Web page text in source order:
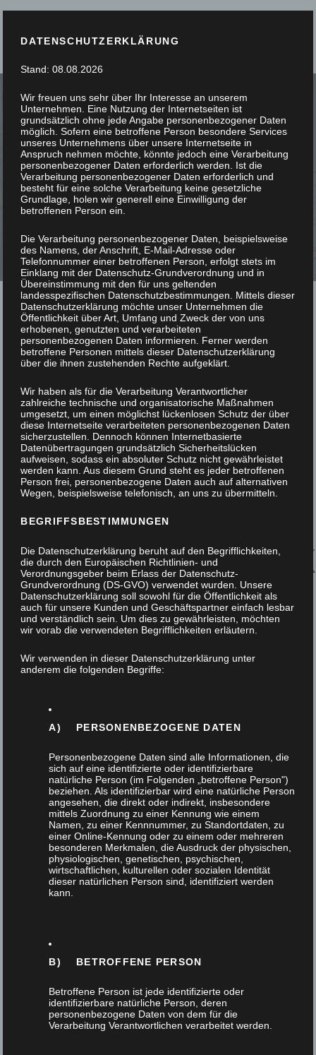
PASSGENAU G
ESCHREINERT
EINBAUSCHRANK
SCHLAFZIMMER
23. Oktober 2019
Themen
Außenanlage
Badmöbel
Einbruchschutz
Fenster
Flurmöbel
DATENSCHUTZERKLÄRUNG
Stand: 08.08.2026
Wir freuen uns sehr über Ihr Interesse an unserem
Unternehmen. Eine Nutzung der Internetseiten ist
grundsätzlich ohne jede Angabe personenbezogener Daten
möglich. Sofern eine betroffene Person besondere Services
unseres Unternehmens über unsere Internetseite in
Anspruch nehmen möchte, könnte jedoch eine Verarbeitung
personenbezogener Daten erforderlich werden. Ist die
Verarbeitung personenbezogener Daten erforderlich und
besteht für eine solche Verarbeitung keine gesetzliche
Grundlage, holen wir generell eine Einwilligung der
betroffenen Person ein.
Die Verarbeitung personenbezogener Daten, beispielsweise
des Namens, der Anschrift, E-Mail-Adresse oder
Telefonnummer einer betroffenen Person, erfolgt stets im
Einklang mit der Datenschutz-Grundverordnung und in
Übereinstimmung mit den für uns geltenden
landesspezifischen Datenschutzbestimmungen. Mittels dieser
Datenschutzerklärung möchte unser Unternehmen die
Öffentlichkeit über Art, Umfang und Zweck der von uns
erhobenen, genutzten und verarbeiteten
personenbezogenen Daten informieren. Ferner werden
betroffene Personen mittels dieser Datenschutzerklärung
über die ihnen zustehenden Rechte aufgeklärt.
Wir haben als für die Verarbeitung Verantwortlicher
zahlreiche technische und organisatorische Maßnahmen
umgesetzt, um einen möglichst lückenlosen Schutz der über
diese Internetseite verarbeiteten personenbezogenen Daten
sicherzustellen. Dennoch können Internetbasierte
Datenübertragungen grundsätzlich Sicherheitslücken
aufweisen, sodass ein absoluter Schutz nicht gewährleistet
werden kann. Aus diesem Grund steht es jeder betroffenen
Person frei, personenbezogene Daten auch auf alternativen
Wegen, beispielsweise telefonisch, an uns zu übermitteln.
BEGRIFFSBESTIMMUNGEN
Die Datenschutzerklärung beruht auf den Begrifflichkeiten,
die durch den Europäischen Richtlinien- und
Verordnungsgeber beim Erlass der Datenschutz-
Grundverordnung (DS-GVO) verwendet wurden. Unsere
Datenschutzerklärung soll sowohl für die Öffentlichkeit als
auch für unsere Kunden und Geschäftspartner einfach lesbar
und verständlich sein. Um dies zu gewährleisten, möchten
wir vorab die verwendeten Begrifflichkeiten erläutern.
Wir verwenden in dieser Datenschutzerklärung unter
anderem die folgenden Begriffe:
A) PERSONENBEZOGENE DATEN
Personenbezogene Daten sind alle Informationen, die
sich auf eine identifizierte oder identifizierbare
natürliche Person (im Folgenden „betroffene Person")
beziehen. Als identifizierbar wird eine natürliche Person
angesehen, die direkt oder indirekt, insbesondere
mittels Zuordnung zu einer Kennung wie einem
Namen, zu einer Kennnummer, zu Standortdaten, zu
einer Online-Kennung oder zu einem oder mehreren
besonderen Merkmalen, die Ausdruck der physischen,
physiologischen, genetischen, psychischen,
wirtschaftlichen, kulturellen oder sozialen Identität
dieser natürlichen Person sind, identifiziert werden
kann.
B) BETROFFENE PERSON
Betroffene Person ist jede identifizierte oder
identifizierbare natürliche Person, deren
personenbezogene Daten von dem für die
Verarbeitung Verantwortlichen verarbeitet werden.